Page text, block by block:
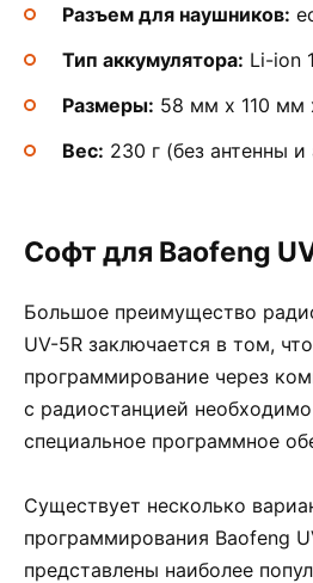
Разъем для наушников:
Тип аккумулятора: Li-ion
Размеры: 58 мм х 110 мм
Вес: 230 г (без антенны и
Софт для Baofeng
Большое преимущество
UV-5R заключается в том,
программирование через
с радиостанцией
специальное программное
Существует несколько
программирования Baofeng
представлены наиболее